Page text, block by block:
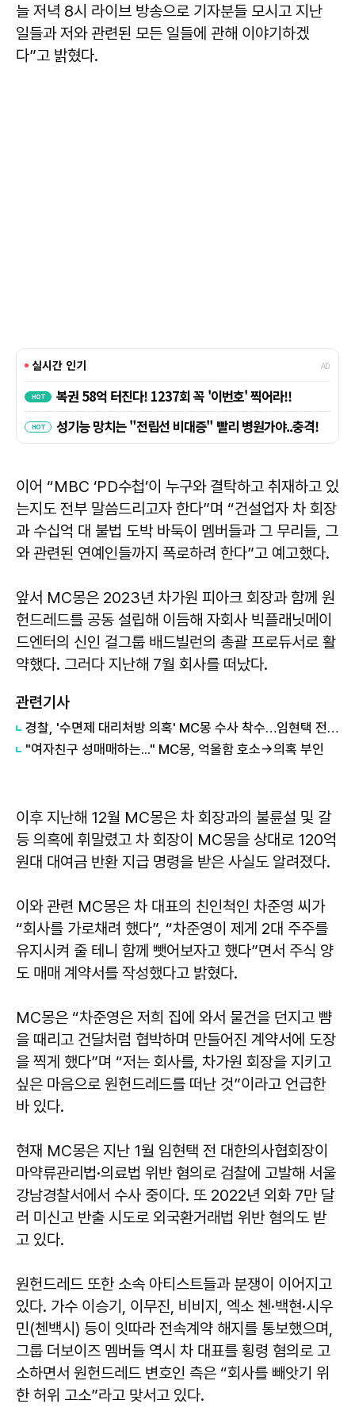
늘 저녁 8시 라이브 방송으로 기자분들 모시고 지난
일들과 저와 관련된 모든 일들에 관해 이야기하겠
다”고 밝혔다.
이어 “MBC ‘PD수첩’이 누구와 결탁하고 취재하고 있
는지도 전부 말씀드리고자 한다”며 “건설업자 차 회장
과 수십억 대 불법 도박 바둑이 멤버들과 그 무리들, 그
와 관련된 연예인들까지 폭로하려 한다”고 예고했다.
앞서 MC몽은 2023년 차가원 피아크 회장과 함께 원
헌드레드를 공동 설립해 이듬해 자회사 빅플래닛메이
드엔터의 신인 걸그룹 배드빌런의 총괄 프로듀서로 활
약했다. 그러다 지난해 7월 회사를 떠났다.
관련기사
경찰, '수면제 대리처방 의혹' MC몽 수사 착수…임현택 전 의협회장이 고발
"여자친구 성매매하는..." MC몽, 억울함 호소→의혹 부인
이후 지난해 12월 MC몽은 차 회장과의 불륜설 및 갈
등 의혹에 휘말렸고 차 회장이 MC몽을 상대로 120억
원대 대여금 반환 지급 명령을 받은 사실도 알려졌다.
이와 관련 MC몽은 차 대표의 친인척인 차준영 씨가
“회사를 가로채려 했다”, “차준영이 제게 2대 주주를
유지시켜 줄 테니 함께 뺏어보자고 했다”면서 주식 양
도 매매 계약서를 작성했다고 밝혔다.
MC몽은 “차준영은 저희 집에 와서 물건을 던지고 뺨
을 때리고 건달처럼 협박하며 만들어진 계약서에 도장
을 찍게 했다”며 “저는 회사를, 차가원 회장을 지키고
싶은 마음으로 원헌드레드를 떠난 것”이라고 언급한
바 있다.
현재 MC몽은 지난 1월 임현택 전 대한의사협회장이
마약류관리법·의료법 위반 혐의로 검찰에 고발해 서울
강남경찰서에서 수사 중이다. 또 2022년 외화 7만 달
러 미신고 반출 시도로 외국환거래법 위반 혐의도 받
고 있다.
원헌드레드 또한 소속 아티스트들과 분쟁이 이어지고
있다. 가수 이승기, 이무진, 비비지, 엑소 첸·백현·시우
민(첸백시) 등이 잇따라 전속계약 해지를 통보했으며,
그룹 더보이즈 멤버들 역시 차 대표를 횡령 혐의로 고
소하면서 원헌드레드 변호인 측은 “회사를 빼앗기 위
한 허위 고소”라고 맞서고 있다.